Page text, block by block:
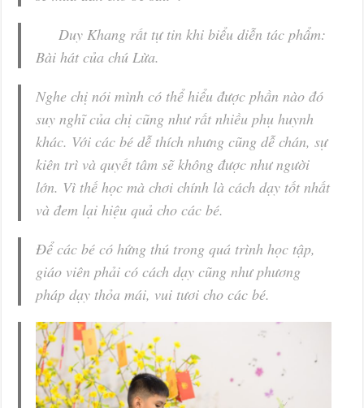
Duy Khang rất tự tin khi biểu diễn tác phẩm:
Bài hát của chú Lừa.
Nghe chị nói mình có thể hiểu được phần nào đó
suy nghĩ của chị cũng như rất nhiều phụ huynh
khác. Với các bé dễ thích nhưng cũng dễ chán, sự
kiên trì và quyết tâm sẽ không được như người
lớn. Vì thế học mà chơi chính là cách dạy tốt nhất
và đem lại hiệu quả cho các bé.
Để các bé có hứng thú trong quá trình học tập,
giáo viên phải có cách dạy cũng như phương
pháp dạy thỏa mái, vui tươi cho các bé.